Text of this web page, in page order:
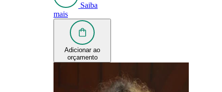
Saiba
mais
Adicionar ao
orçamento